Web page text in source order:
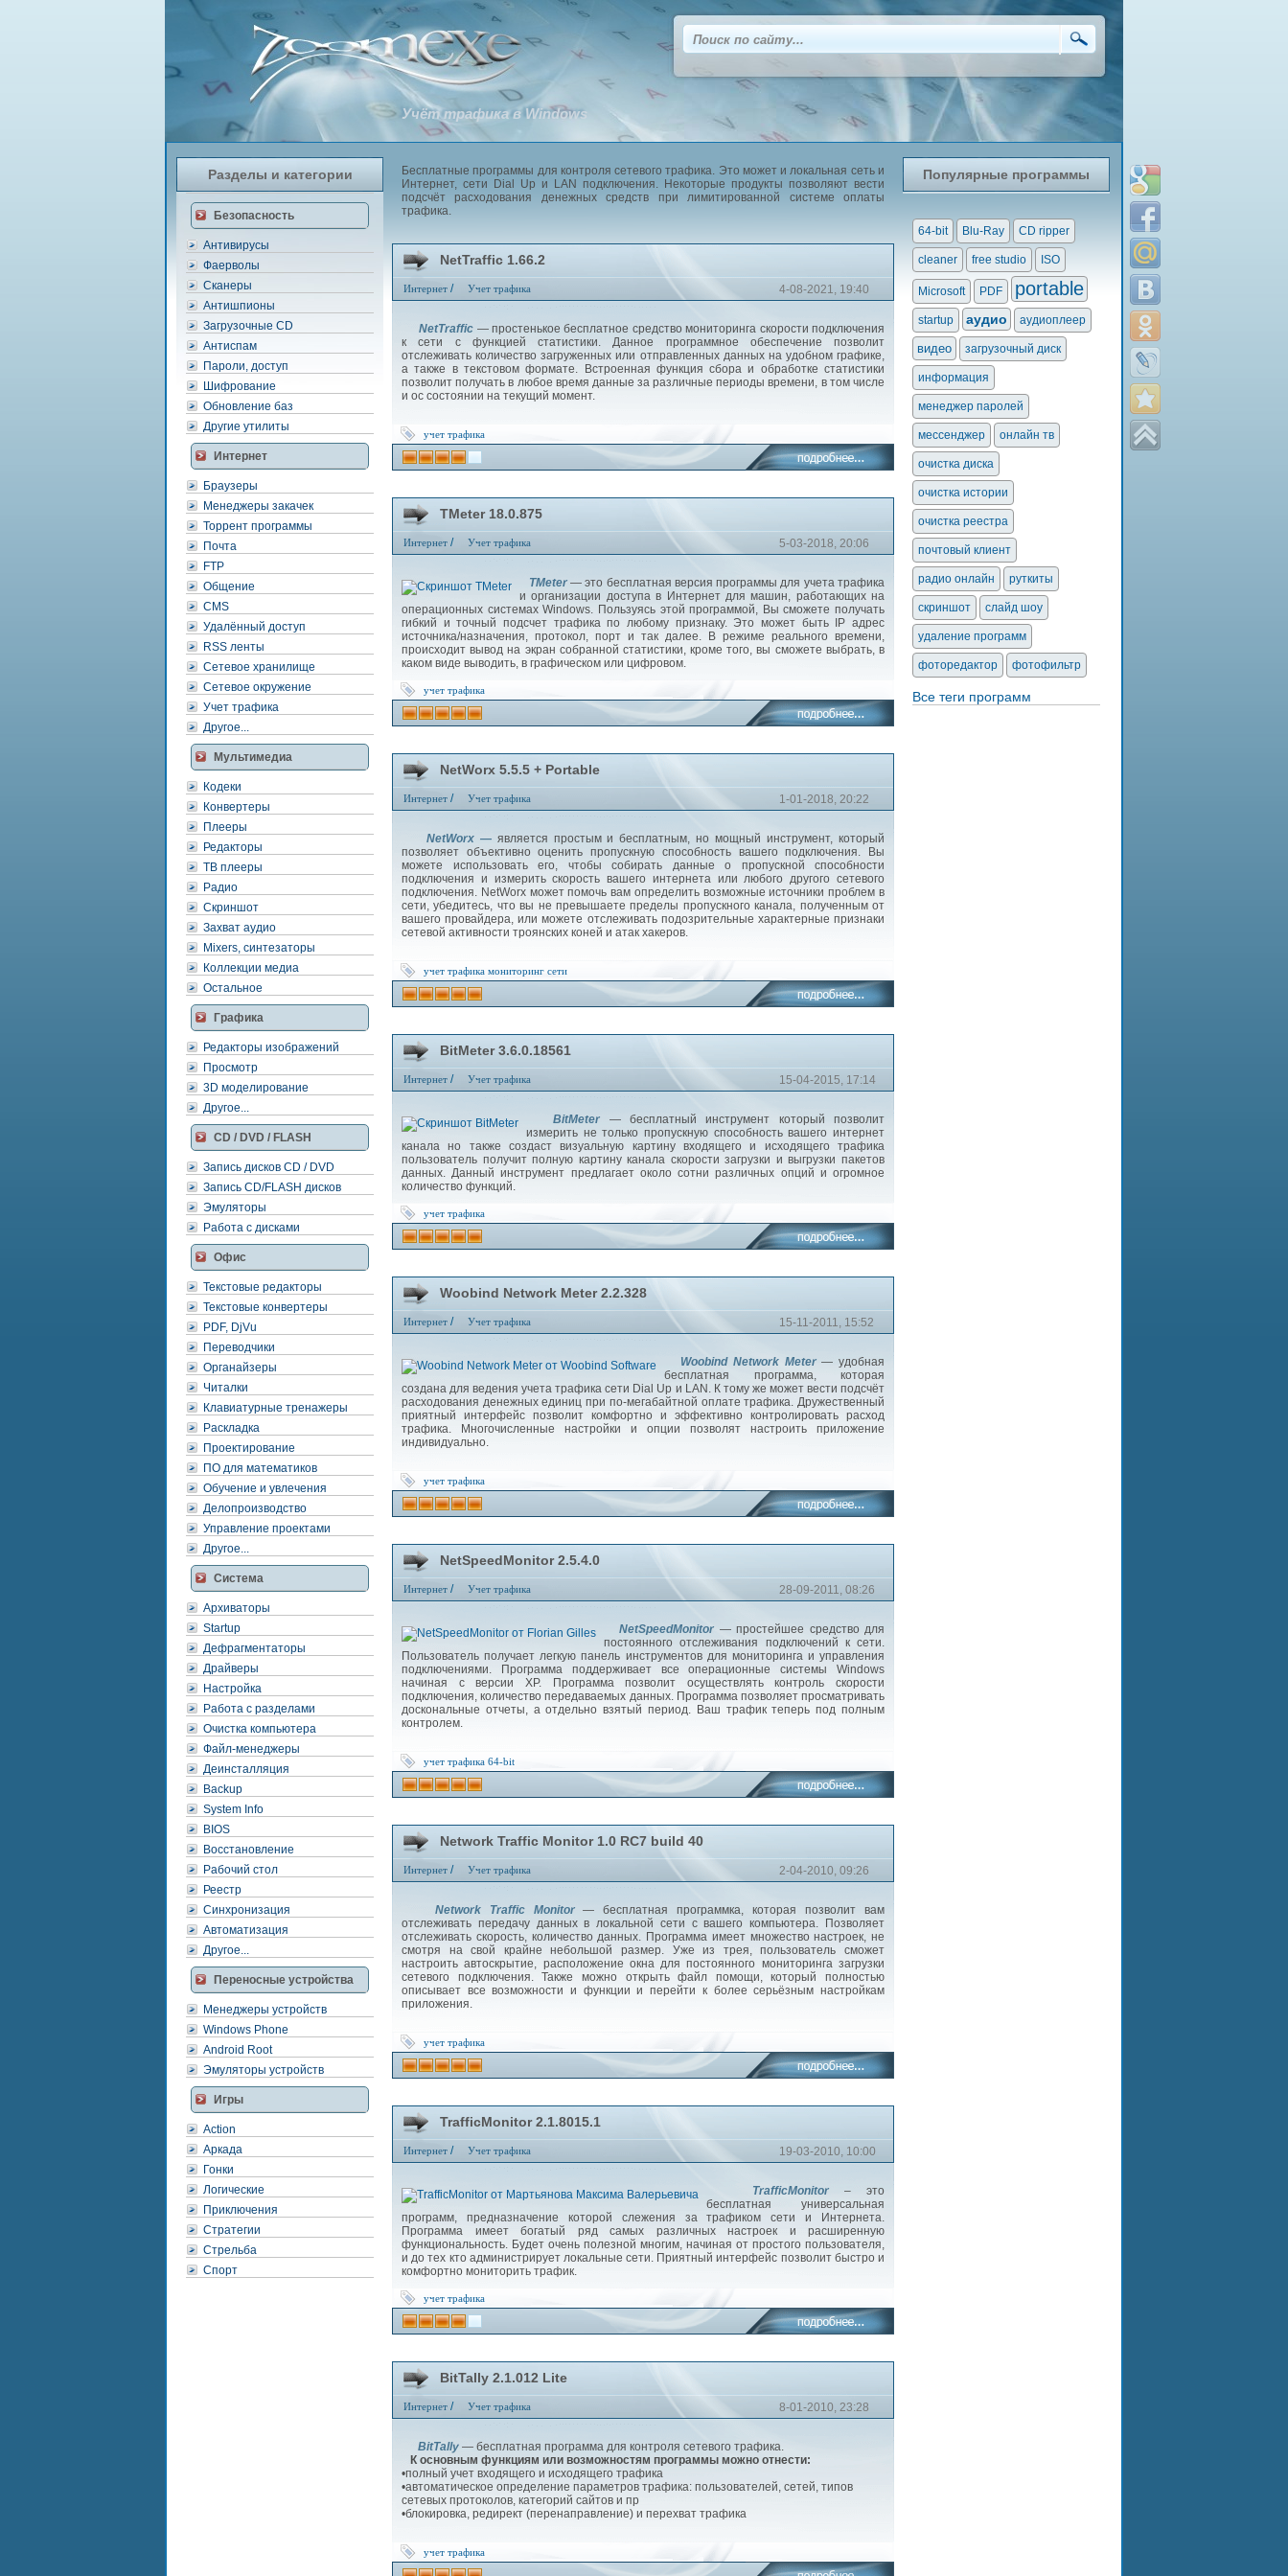
Разделы и категории
Безопасность
Антивирусы
Фаерволы
Сканеры
Антишпионы
Загрузочные CD
Антиспам
Пароли, доступ
Шифрование
Обновление баз
Другие утилиты
Интернет
Браузеры
Менеджеры закачек
Торрент программы
Почта
FTP
Общение
CMS
Удалённый доступ
RSS ленты
Сетевое хранилище
Сетевое окружение
Учет трафика
Другое...
Мультимедиа
Кодеки
Конвертеры
Плееры
Редакторы
ТВ плееры
Радио
Скриншот
Захват аудио
Mixers, синтезаторы
Коллекции медиа
Остальное
Графика
Редакторы изображений
Просмотр
3D моделирование
Другое...
CD / DVD / FLASH
Запись дисков CD / DVD
Запись CD/FLASH дисков
Эмуляторы
Работа с дисками
Офис
Текстовые редакторы
Текстовые конвертеры
PDF, DjVu
Переводчики
Органайзеры
Читалки
Клавиатурные тренажеры
Раскладка
Проектирование
ПО для математиков
Обучение и увлечения
Делопроизводство
Управление проектами
Другое...
Система
Архиваторы
Startup
Дефрагментаторы
Драйверы
Настройка
Работа с разделами
Очистка компьютера
Файл-менеджеры
Деинсталляция
Backup
System Info
BIOS
Восстановление
Рабочий стол
Реестр
Синхронизация
Автоматизация
Другое...
Переносные устройства
Менеджеры устройств
Windows Phone
Android Root
Эмуляторы устройств
Игры
Action
Аркада
Гонки
Логические
Приключения
Стратегии
Стрельба
Спорт
Учёт трафика в Windows
Бесплатные программы для контроля сетевого трафика. Это может и локальная сеть и
Интернет, сети Dial Up и LAN подключения. Некоторые продукты позволяют вести
подсчёт расходования денежных средств при лимитированной системе оплаты
трафика.
NetTraffic 1.66.2
Интернет / Учет трафика 4-08-2021, 19:40
NetTraffic — простенькое бесплатное средство мониторинга скорости подключения
к сети с функцией статистики. Данное программное обеспечение позволит
отслеживать количество загруженных или отправленных данных на удобном графике,
а также в текстовом формате. Встроенная функция сбора и обработке статистики
позволит получать в любое время данные за различные периоды времени, в том числе
и ос состоянии на текущий момент.
учет трафика
TMeter 18.0.875
Интернет / Учет трафика 5-03-2018, 20:06
TMeter— это бесплатная версия программы для учета трафика
и организации доступа в Интернет для машин, работающих на
операционных системах Windows. Пользуясь этой программой, Вы сможете получать
гибкий и точный подсчет трафика по любому признаку. Это может быть IP адрес
источника/назначения, протокол, порт и так далее. В режиме реального времени,
происходит вывод на экран собранной статистики, кроме того, вы сможете выбрать, в
каком виде выводить, в графическом или цифровом.
учет трафика
NetWorx 5.5.5 + Portable
Интернет / Учет трафика 1-01-2018, 20:22
NetWorx — является простым и бесплатным, но мощный инструмент, который
позволяет объективно оценить пропускную способность вашего подключения. Вы
можете использовать его, чтобы собирать данные о пропускной способности
подключения и измерить скорость вашего интернета или любого другого сетевого
подключения. NetWorx может помочь вам определить возможные источники проблем в
сети, убедитесь, что вы не превышаете пределы пропускного канала, полученным от
вашего провайдера, или можете отслеживать подозрительные характерные признаки
сетевой активности троянских коней и атак хакеров.
учет трафика мониторинг сети
BitMeter 3.6.0.18561
Интернет / Учет трафика 15-04-2015, 17:14
BitMeter — бесплатный инструмент который позволит
измерить не только пропускную способность вашего интернет
канала но также создаст визуальную картину входящего и исходящего трафика
пользователь получит полную картину канала скорости загрузки и выгрузки пакетов
данных. Данный инструмент предлагает около сотни различных опций и огромное
количество функций.
учет трафика
Woobind Network Meter 2.2.328
Интернет / Учет трафика 15-11-2011, 15:52
Woobind Network Meter— удобная
бесплатная программа, которая
создана для ведения учета трафика сети Dial Up и LAN. К тому же может вести подсчёт
расходования денежных единиц при по-мегабайтной оплате трафика. Дружественный
приятный интерфейс позволит комфортно и эффективно контролировать расход
трафика. Многочисленные настройки и опции позволят настроить приложение
индивидуально.
учет трафика
NetSpeedMonitor 2.5.4.0
Интернет / Учет трафика 28-09-2011, 08:26
NetSpeedMonitor — простейшее средство для
постоянного отслеживания подключений к сети.
Пользователь получает легкую панель инструментов для мониторинга и управления
подключениями. Программа поддерживает все операционные системы Windows
начиная с версии XP. Программа позволит осуществлять контроль скорости
подключения, количество передаваемых данных. Программа позволяет просматривать
доскональные отчеты, а отдельно взятый период. Ваш трафик теперь под полным
контролем.
учет трафика 64-bit
Network Traffic Monitor 1.0 RC7 build 40
Интернет / Учет трафика 2-04-2010, 09:26
Network Traffic Monitor— бесплатная программка, которая позволит вам
отслеживать передачу данных в локальной сети с вашего компьютера. Позволяет
отслеживать скорость, количество данных. Программа имеет множество настроек, не
смотря на свой крайне небольшой размер. Уже из трея, пользователь сможет
настроить автоскрытие, расположение окна для постоянного мониторинга загрузки
сетевого подключения. Также можно открыть файл помощи, который полностью
описывает все возможности и функции и перейти к более серьёзным настройкам
приложения.
учет трафика
TrafficMonitor 2.1.8015.1
Интернет / Учет трафика 19-03-2010, 10:00
TrafficMonitor– это
бесплатная универсальная
программ, предназначение которой слежения за трафиком сети и Интернета.
Программа имеет богатый ряд самых различных настроек и расширенную
функциональность. Будет очень полезной многим, начиная от простого пользователя,
и до тех кто администрирует локальные сети. Приятный интерфейс позволит быстро и
комфортно мониторить трафик.
учет трафика
BitTally 2.1.012 Lite
Интернет / Учет трафика 8-01-2010, 23:28
BitTally — бесплатная программа для контроля сетевого трафика.
К основным функциям или возможностям программы можно отнести:
•полный учет входящего и исходящего трафика
•автоматическое определение параметров трафика: пользователей, сетей, типов
сетевых протоколов, категорий сайтов и пр
•блокировка, редирект (перенаправление) и перехват трафика
учет трафика
Популярные программы
64-bit Blu-Ray CD ripper
cleaner free studio ISO
Microsoft PDF portable
startup аудио аудиоплеер
видео загрузочный диск
информация
менеджер паролей
мессенджер онлайн тв
очистка диска
очистка истории
очистка реестра
почтовый клиент
радио онлайн руткиты
скриншот слайд шоу
удаление программ
фоторедактор фотофильтр
Все теги программ